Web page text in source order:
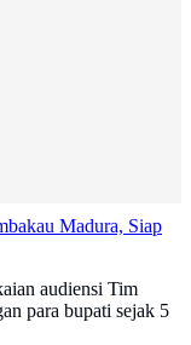
Madura, Siap
audiensi Tim
para bupati sejak 5